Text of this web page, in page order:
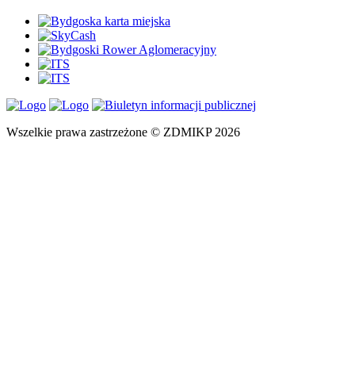
Wszelkie prawa zastrzeżone © ZDMIKP 2026